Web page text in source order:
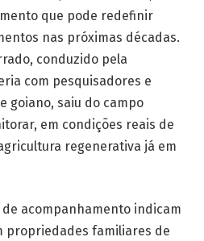
que pode redefinir
nas próximas décadas.
conduzido pela
com pesquisadores e
goiano, saiu do campo
em condições reais de
regenerativa já em
acompanhamento indicam
propriedades familiares de